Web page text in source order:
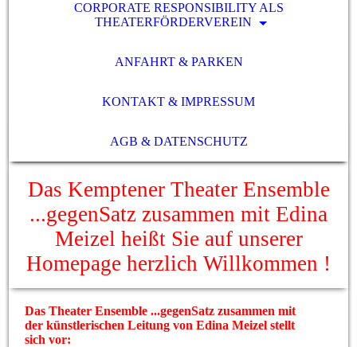
CORPORATE RESPONSIBILITY ALS
THEATERFÖRDERVEREIN
ANFAHRT & PARKEN
KONTAKT & IMPRESSUM
AGB & DATENSCHUTZ
Das Kemptener Theater Ensemble
...gegenSatz zusammen mit Edina
Meizel heißt Sie auf unserer
Homepage herzlich Willkommen !
Das Theater Ensemble ...gegenSatz zusammen mit
der künstlerischen Leitung von Edina Meizel stellt
sich vor: